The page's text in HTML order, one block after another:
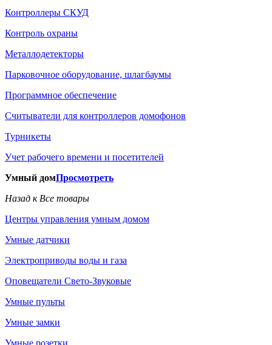
Контроллеры СКУД
Контроль охраны
Металлодетекторы
Парковочное оборудование, шлагбаумы
Программное обеспечение
Считыватели для контроллеров домофонов
Турникеты
Учет рабочего времени и посетителей
Умный домПросмотреть
Назад к Все товары
Центры управления умным домом
Умные датчики
Электроприводы воды и газа
Оповещатели Свето-Звуковые
Умные пульты
Умные замки
Умные розетки